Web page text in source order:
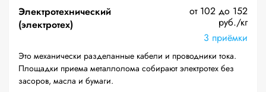
Электротехнический
(электротех)
от 102 до 152
руб./кг
3 приёмки
Это механически разделанные кабели и проводники тока.
Площадки приема металлолома собирают электротех без
засоров, масла и бумаги.